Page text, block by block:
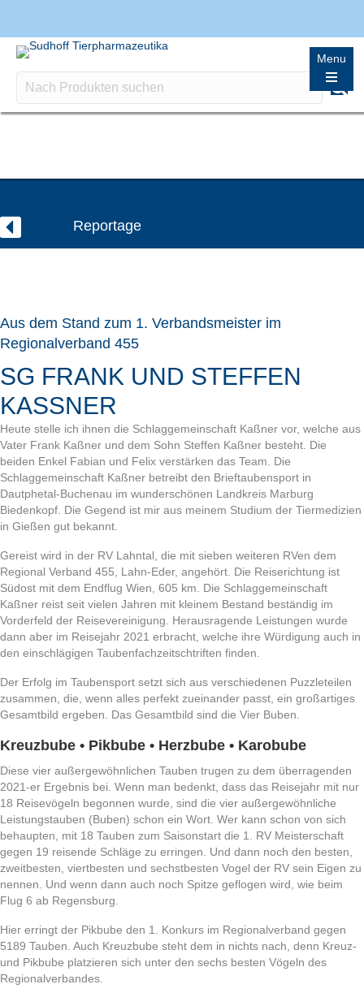
Menu
Reportage
Aus dem Stand zum 1. Verbandsmeister im
Regionalverband 455
SG FRANK UND STEFFEN
KASSNER
Heute stelle ich ihnen die Schlaggemeinschaft Kaßner vor, welche aus
Vater Frank Kaßner und dem Sohn Steffen Kaßner besteht. Die
beiden Enkel Fabian und Felix verstärken das Team. Die
Schlaggemeinschaft Kaßner betreibt den Brieftaubensport in
Dautphetal-Buchenau im wunderschönen Landkreis Marburg
Biedenkopf. Die Gegend ist mir aus meinem Studium der Tiermedizien
in Gießen gut bekannt.
Gereist wird in der RV Lahntal, die mit sieben weiteren RVen dem
Regional Verband 455, Lahn-Eder, angehört. Die Reiserichtung ist
Südost mit dem Endflug Wien, 605 km. Die Schlaggemeinschaft
Kaßner reist seit vielen Jahren mit kleinem Bestand beständig im
Vorderfeld der Reisevereinigung. Herausragende Leistungen wurde
dann aber im Reisejahr 2021 erbracht, welche ihre Würdigung auch in
den einschlägigen Taubenfachzeitschtriften finden.
Der Erfolg im Taubensport setzt sich aus verschiedenen Puzzleteilen
zusammen, die, wenn alles perfekt zueinander passt, ein großartiges
Gesamtbild ergeben. Das Gesamtbild sind die Vier Buben.
Kreuzbube • Pikbube • Herzbube • Karobube
Diese vier außergewöhnlichen Tauben trugen zu dem überragenden
2021-er Ergebnis bei. Wenn man bedenkt, dass das Reisejahr mit nur
18 Reisevögeln begonnen wurde, sind die vier außergewöhnliche
Leistungstauben (Buben) schon ein Wort. Wer kann schon von sich
behaupten, mit 18 Tauben zum Saisonstart die 1. RV Meisterschaft
gegen 19 reisende Schläge zu erringen. Und dann noch den besten,
zweitbesten, viertbesten und sechstbesten Vogel der RV sein Eigen zu
nennen. Und wenn dann auch noch Spitze geflogen wird, wie beim
Flug 6 ab Regensburg.
Hier erringt der Pikbube den 1. Konkurs im Regionalverband gegen
5189 Tauben. Auch Kreuzbube steht dem in nichts nach, denn Kreuz-
und Pikbube platzieren sich unter den sechs besten Vögeln des
Regionalverbandes.